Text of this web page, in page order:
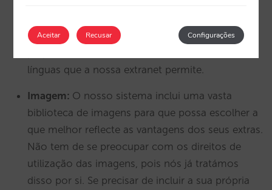
especiais (aquilo a que chamamos “letras
línguas que a nossa extranet permite.
Imagem: O nosso sistema inclui uma vasta
biblioteca de imagens para que possa escolher a
que melhor reflecte as vantagens dos seus extras.
Não tem de se preocupar com os direitos de
utilização das imagens, pois nós já tratámos
disso por si. Se precisar de incluir a sua própria
Aceitar Configurações
Recusar